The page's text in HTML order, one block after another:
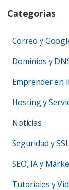
Categorias
Correo y
Dominios y
Emprender en
Hosting y
Noticias
Seguridad y SSL
SEO, IA y
Tutoriales y